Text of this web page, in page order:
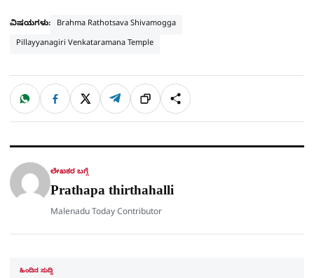
ವಿಷಯಗಳು:
Brahma Rathotsava Shivamogga
Pillayyanagiri Venkataramana Temple
ಹಂಚಿಕೊಳ್ಳಿ
W
a
t
p
p
F
c
e
o
k
X T
l
e
a
m
ಲಿಂ
ಕ್
S
h
a
ಲೇಖಕರ ಬಗ್ಗೆ
Prathapa thirthahalli
Malenadu Today Contributor
ಹಿಂದಿನ ಸುದ್ದಿ